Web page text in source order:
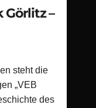
–
steht die
„VEB
des